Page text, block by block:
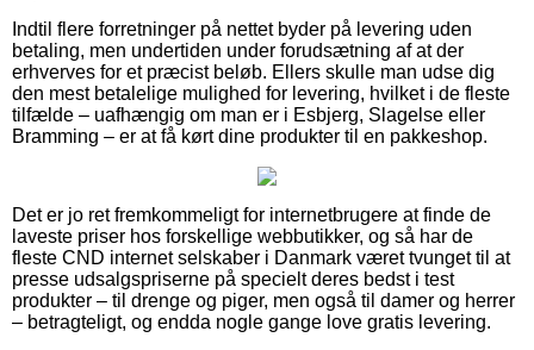
Indtil flere forretninger på nettet byder på levering uden
betaling, men undertiden under forudsætning af at der
erhverves for et præcist beløb. Ellers skulle man udse dig
den mest betalelige mulighed for levering, hvilket i de fleste
tilfælde – uafhængig om man er i Esbjerg, Slagelse eller
Bramming – er at få kørt dine produkter til en pakkeshop.
Det er jo ret fremkommeligt for internetbrugere at finde de
laveste priser hos forskellige webbutikker, og så har de
fleste CND internet selskaber i Danmark været tvunget til at
presse udsalgspriserne på specielt deres bedst i test
produkter – til drenge og piger, men også til damer og herrer
– betragteligt, og endda nogle gange love gratis levering.